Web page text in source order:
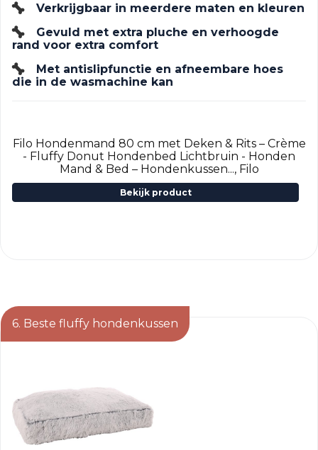
Verkrijgbaar in meerdere maten en kleuren
Gevuld met extra pluche en verhoogde
rand voor extra comfort
Met antislipfunctie en afneembare hoes
die in de wasmachine kan
Filo Hondenmand 80 cm met Deken & Rits – Crème
- Fluffy Donut Hondenbed Lichtbruin - Honden
Mand & Bed – Hondenkussen..., Filo
Bekijk product
6. Beste fluffy hondenkussen